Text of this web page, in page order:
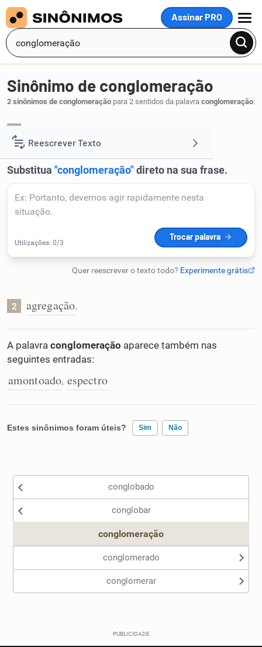
Assinar PRO
MENU
Reescrever Texto
Resumir Texto
Corrigir Texto
Detector de IA
Humanizador de IA
Cata-letras
Caça-palavras
Sinônimo de conglomeração
2 sinônimos de conglomeração para 2 sentidos da palavra conglomeração:
2 agregação.
A palavra conglomeração aparece também nas
seguintes entradas:
amontoado, espectro
Estes sinônimos foram úteis? Sim Não
Nenhum dos sinônimos apresentados me ajudou
conglobado
conglobar
conglomeração
conglomerado
conglomerar